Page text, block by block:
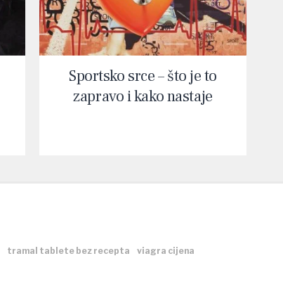
Sportsko srce – što je to
zapravo i kako nastaje
tramal tablete bez recepta
viagra cijena